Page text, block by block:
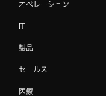
オペレーション
IT
製品
セールス
医療